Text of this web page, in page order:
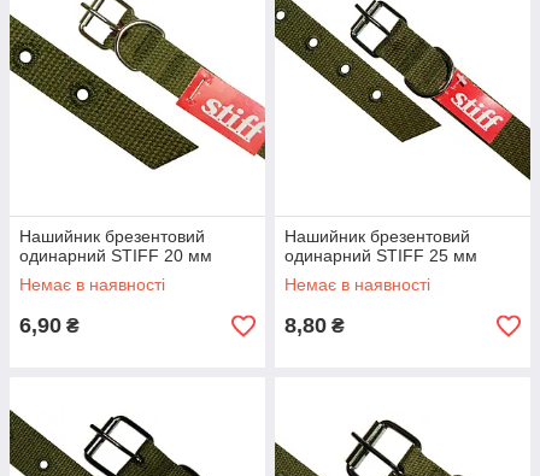
Нашийник брезентовий
одинарний STIFF 20 мм
Немає в наявності
6,90 ₴
Нашийник брезентовий
одинарний STIFF 25 мм
Немає в наявності
8,80 ₴